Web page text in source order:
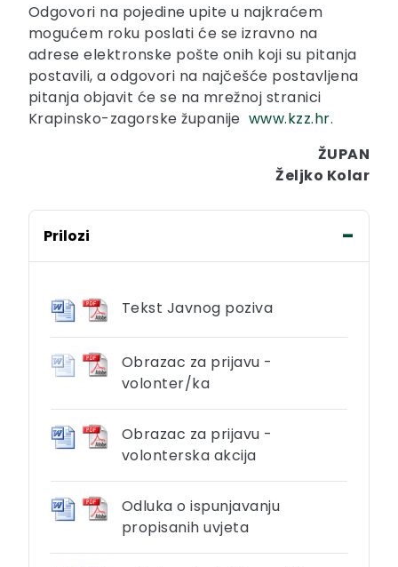
Odgovori na pojedine upite u najkraćem
mogućem roku poslati će se izravno na
adrese elektronske pošte onih koji su pitanja
postavili, a odgovori na najčešće postavljena
pitanja objavit će se na mrežnoj stranici
Krapinsko-zagorske županije www.kzz.hr.
ŽUPAN
Željko Kolar
Prilozi
Tekst Javnog poziva
Obrazac za prijavu -
volonter/ka
Obrazac za prijavu -
volonterska akcija
Odluka o ispunjavanju
propisanih uvjeta